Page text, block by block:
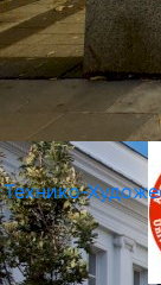
Технико-